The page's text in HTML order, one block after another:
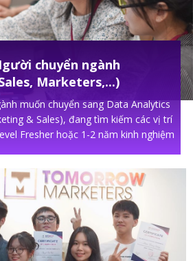
chuyển ngành
Marketers,...)
muốn chuyển sang Data Analytics
& Sales), đang tìm kiếm các vị trí
Fresher hoặc 1-2 năm kinh nghiệm